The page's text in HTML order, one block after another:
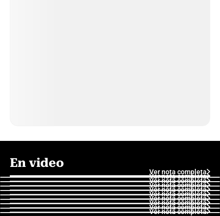
En video
Ver nota completa
Ver nota completa
Ver nota completa
Ver nota completa
Ver nota completa
Ver nota completa
Ver nota completa
Ver nota completa
Ver nota completa
Ver nota completa